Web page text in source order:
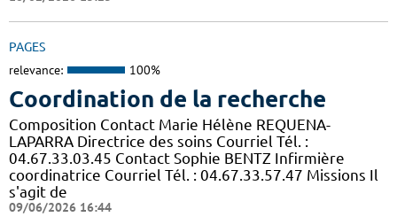
PAGES
relevance: 100%
Coordination de la recherche
Composition Contact Marie Hélène REQUENA-
LAPARRA Directrice des soins Courriel Tél. :
04.67.33.03.45 Contact Sophie BENTZ Infirmière
coordinatrice Courriel Tél. : 04.67.33.57.47 Missions Il
s'agit de
09/06/2026 16:44